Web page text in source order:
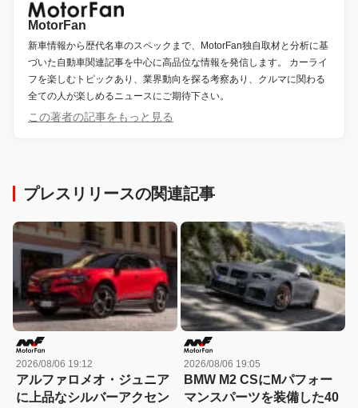
MotorFan
新車情報から歴代名車のスペックまで、MotorFan独自取材と分析に基
づいた自動車関連記事を中心に高品位な情報を発信します。 カーライ
フを楽しむトピックあり、業界動向を探る考察あり、クルマに関わる
全ての人が楽しめるニュースにご期待下さい。
この著者の記事をもっと見る
プレスリリースの関連記事
2026/08/06 19:12
アルファロメオ・ジュニア
に上品なシルバーアクセン
2026/08/06 19:05
BMW M2 CSにMパフォー
マンスパーツを装備した40